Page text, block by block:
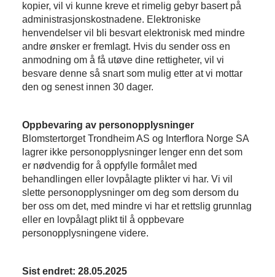
kopier, vil vi kunne kreve et rimelig gebyr basert på
administrasjonskostnadene. Elektroniske
henvendelser vil bli besvart elektronisk med mindre
andre ønsker er fremlagt. Hvis du sender oss en
anmodning om å få utøve dine rettigheter, vil vi
besvare denne så snart som mulig etter at vi mottar
den og senest innen 30 dager.
Oppbevaring av personopplysninger
Blomstertorget Trondheim AS og Interflora Norge SA
lagrer ikke personopplysninger lenger enn det som
er nødvendig for å oppfylle formålet med
behandlingen eller lovpålagte plikter vi har. Vi vil
slette personopplysninger om deg som dersom du
ber oss om det, med mindre vi har et rettslig grunnlag
eller en lovpålagt plikt til å oppbevare
personopplysningene videre.
Sist endret: 28.05.2025